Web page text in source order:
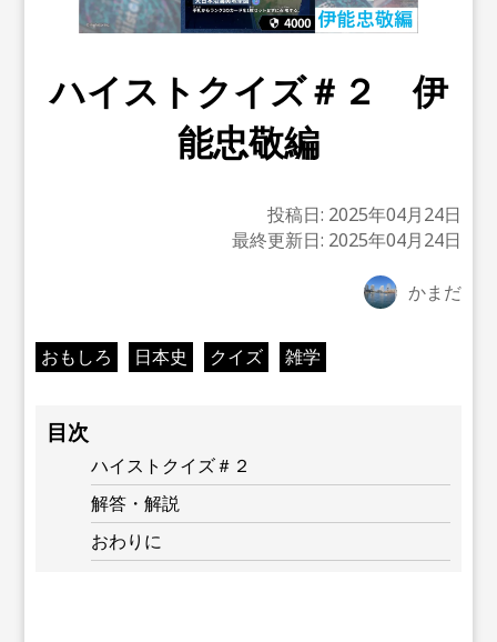
ハイストクイズ＃２ 伊
能忠敬編
投稿日: 2025年04月24日
最終更新日: 2025年04月24日
かまだ
おもしろ 日本史 クイズ 雑学
目次
ハイストクイズ＃２
解答・解説
おわりに